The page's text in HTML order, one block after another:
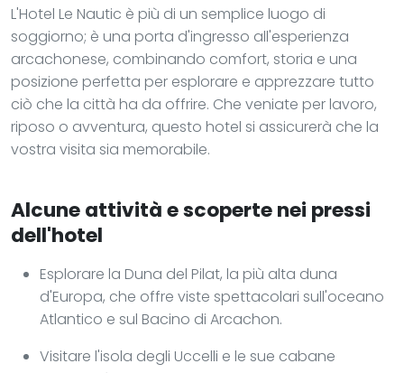
L'Hotel Le Nautic è più di un semplice luogo di
soggiorno; è una porta d'ingresso all'esperienza
arcachonese, combinando comfort, storia e una
posizione perfetta per esplorare e apprezzare tutto
ciò che la città ha da offrire. Che veniate per lavoro,
riposo o avventura, questo hotel si assicurerà che la
vostra visita sia memorabile.
Alcune attività e scoperte nei pressi
dell'hotel
Esplorare la Duna del Pilat, la più alta duna
d'Europa, che offre viste spettacolari sull'oceano
Atlantico e sul Bacino di Arcachon.
Visitare l'isola degli Uccelli e le sue cabane